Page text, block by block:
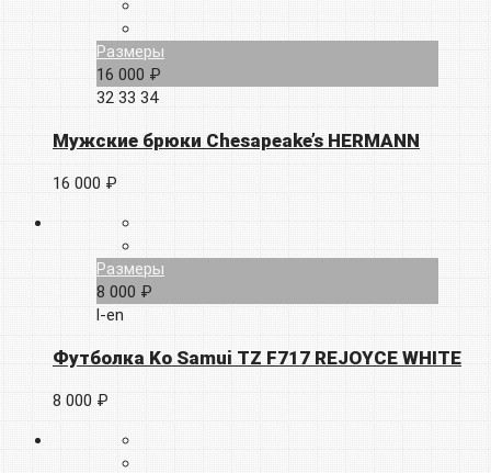
Размеры
16 000 ₽
32 33 34
Мужские брюки Chesapeake’s HERMANN
16 000 ₽
Размеры
8 000 ₽
l-en
Футболка Ko Samui TZ F717 REJOYCE WHITE
8 000 ₽